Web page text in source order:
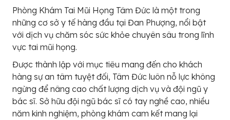
Phòng Khám Tai Mũi Họng Tâm Đức là một trong
những cơ sở y tế hàng đầu tại Đan Phượng, nổi bật
với dịch vụ chăm sóc sức khỏe chuyên sâu trong lĩnh
vực tai mũi họng.
Được thành lập với mục tiêu mang đến cho khách
hàng sự an tâm tuyệt đối, Tâm Đức luôn nỗ lực không
ngừng để nâng cao chất lượng dịch vụ và đội ngũ y
bác sĩ. Sở hữu đội ngũ bác sĩ có tay nghề cao, nhiều
năm kinh nghiệm, phòng khám cam kết mang lại